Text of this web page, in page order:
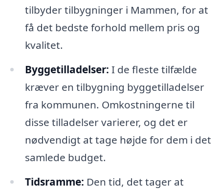
tilbyder tilbygninger i Mammen, for at
få det bedste forhold mellem pris og
kvalitet.
Byggetilladelser: I de fleste tilfælde
kræver en tilbygning byggetilladelser
fra kommunen. Omkostningerne til
disse tilladelser varierer, og det er
nødvendigt at tage højde for dem i det
samlede budget.
Tidsramme: Den tid, det tager at